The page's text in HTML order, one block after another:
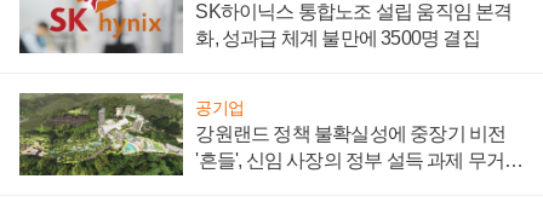
SK하이닉스 통합노조 설립 움직임 본격
화, 성과급 체계 불만에 3500명 결집
공기업
강원랜드 정책 불확실성에 중장기 비전
'흔들', 신임 사장의 정부 설득 과제 무거워